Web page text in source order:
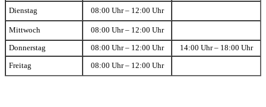
Dienstag 08:00 Uhr – 12:00 Uhr
Mittwoch 08:00 Uhr – 12:00 Uhr
Donnerstag 08:00 Uhr – 12:00 Uhr 14:00 Uhr – 18:00 Uhr
Freitag 08:00 Uhr – 12:00 Uhr